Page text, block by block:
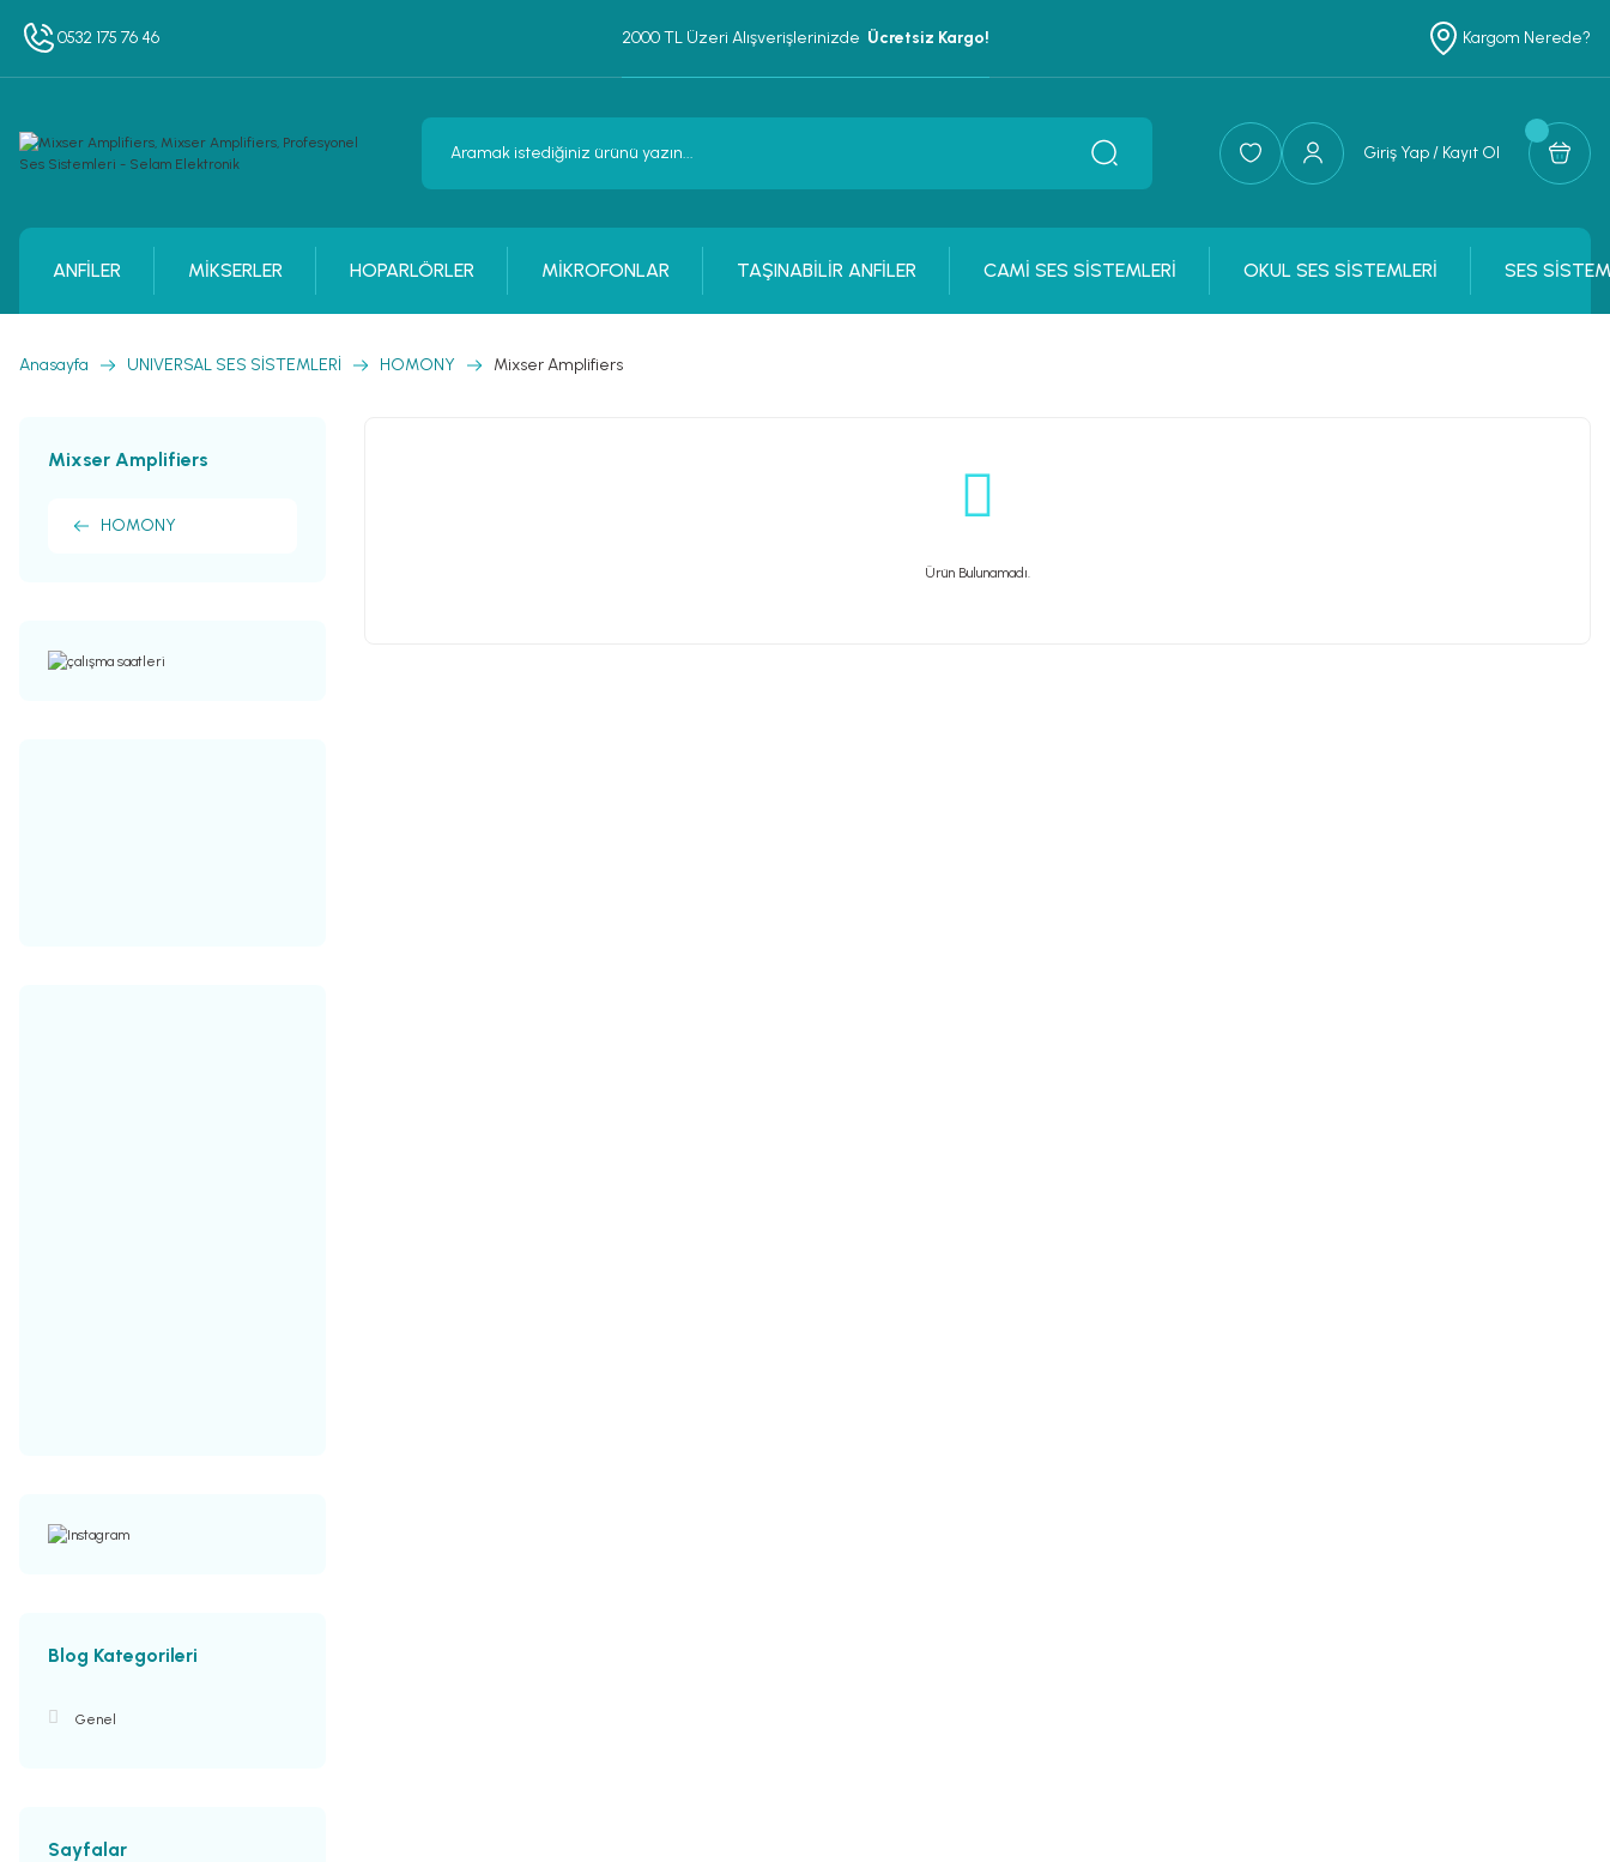
0532 175 76 46 2000 TL Üzeri Alışverişlerinizde Ücretsiz Kargo! Kargom Nerede?
Giriş Yap / Kayıt Ol
ANFİLER MİKSERLER HOPARLÖRLER MİKROFONLAR TAŞINABİLİR ANFİLER CAMİ SES SİSTEMLERİ OKUL SES SİSTEMLERİ SES
Anasayfa UNIVERSAL SES SİSTEMLERİ HOMONY Mixser Amplifiers
Mixser Amplifiers
HOMONY
Blog Kategorileri
Genel
Sayfalar
Ürün Bulunamadı.